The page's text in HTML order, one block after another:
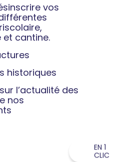
vos
et cantine.
historiques
l’actualité des
nos
EN 1
CLIC